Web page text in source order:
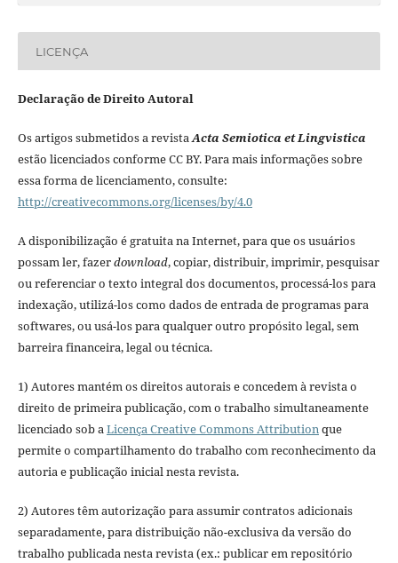
LICENÇA
Declaração de Direito Autoral
Os artigos submetidos a revistaActa Semiotica et Lingvistica
estão licenciados conforme CC BY. Para mais informações sobre
essa forma de licenciamento, consulte:
http://creativecommons.org/licenses/by/4.0
A disponibilização é gratuita na Internet, para que os usuários
possam ler, fazerdownload, copiar, distribuir, imprimir, pesquisar
ou referenciar o texto integral dos documentos, processá-los para
indexação, utilizá-los como dados de entrada de programas para
softwares, ou usá-los para qualquer outro propósito legal, sem
barreira financeira, legal ou técnica.
1) Autores mantém os direitos autorais e concedem à revista o
direito de primeira publicação, com o trabalho simultaneamente
licenciado sob aLicença Creative Commons Attributionque
permite o compartilhamento do trabalho com reconhecimento da
autoria e publicação inicial nesta revista.
2) Autores têm autorização para assumir contratos adicionais
separadamente, para distribuição não-exclusiva da versão do
trabalho publicada nesta revista (ex.: publicar em repositório